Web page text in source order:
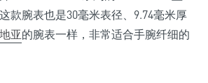
款腕表也是30毫米表径、9.74毫米厚
亚的腕表一样，非常适合手腕纤细的